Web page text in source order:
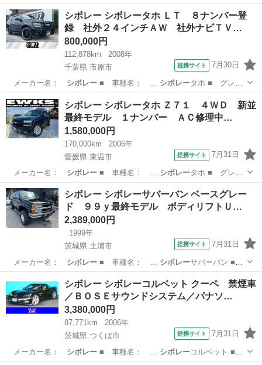
…東京 港区 その他
シボレー シボレータホ ＬＴ ８ナンバー登
録 社外２４インチＡＷ 社外ナビＴＶ…
800,000円
112,878km
2008年
千葉県 市原市
提携サイト 7月30日
メーカー名： シボレー■ 車種名： … シボレータホ ■ グレ
ー…
千葉 市原市 その他
シボレー シボレータホ Ｚ７１ ４ＷＤ 新並
最終モデル １ナンバー ＡＣ修理中…
1,580,000円
170,000km
2006年
愛媛県 東温市
提携サイト 7月31日
メーカー名： シボレー■ 車種名： … シボレータホ ■ グレ
ー…
愛媛 東温市 その他
シボレー シボレーサバーバン ベースグレー
ド ９９ｙ最終モデル ボディリフトＵ…
2,389,000円
1999年
茨城県 土浦市
提携サイト 7月31日
メーカー名： シボレー■ 車種名： … シボレーサバーバン ■
…
その他
シボレー シボレーコルベット クーペ 禁煙車
／ＢＯＳＥサウンドシステム／パナソ…
3,380,000円
87,771km
2006年
茨城県 つくば市
提携サイト 7月31日
メーカー名： シボレー■ 車種名： … シボレーコルベット ■